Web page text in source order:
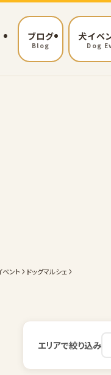
ブログ
Blog
犬イベ
Dog
ベント ドッグマルシェ
エリアで絞り込み